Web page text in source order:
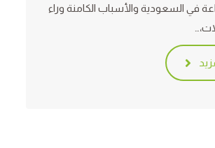
في السعودية والأسباب الكامنة وراء